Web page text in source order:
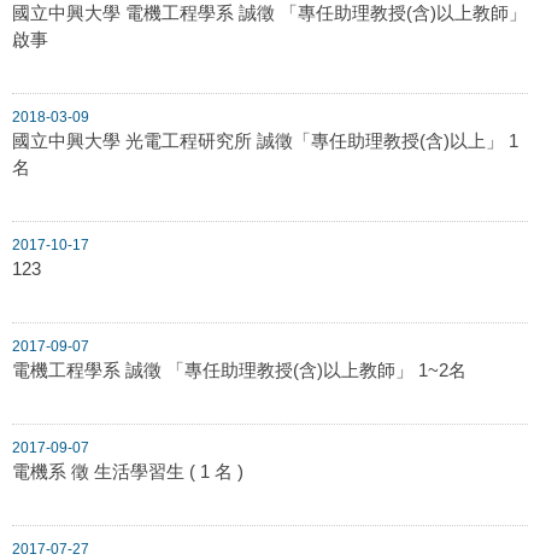
國立中興大學 電機工程學系 誠徵 「專任助理教授(含)以上教師」
啟事
2018-03-09
國立中興大學 光電工程研究所 誠徵「專任助理教授(含)以上」 1
名
2017-10-17
123
2017-09-07
電機工程學系 誠徵 「專任助理教授(含)以上教師」 1~2名
2017-09-07
電機系 徵 生活學習生 ( 1 名 )
2017-07-27